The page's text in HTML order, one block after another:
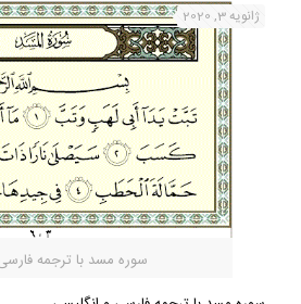
سوره مسد با ترجمه
ژانویه 3, 2020